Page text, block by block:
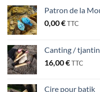
Patron de la
0,00€TTC
Canting /
16,00€TTC
Cire pour batik